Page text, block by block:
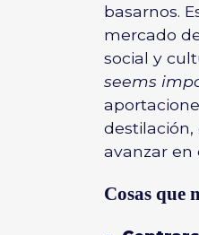
basarnos.
mercado
social y
seems
destilación,
avanzar en
Cosas que